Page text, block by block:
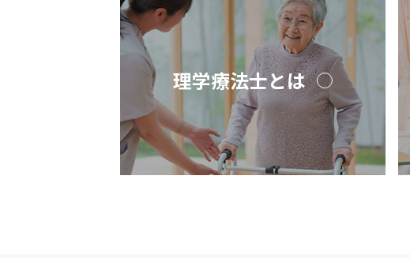
理学療法士とは